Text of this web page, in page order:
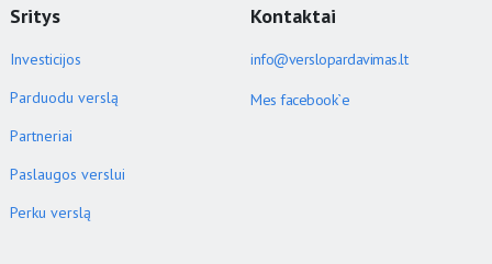
Sritys
Investicijos
Parduodu verslą
Partneriai
Paslaugos verslui
Perku verslą
Kontaktai
info@verslopardavimas.lt
Mes facebook`e